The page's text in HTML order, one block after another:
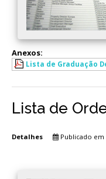
Anexos:
Lista de Graduação
Lista de
Detalhes Publicado em